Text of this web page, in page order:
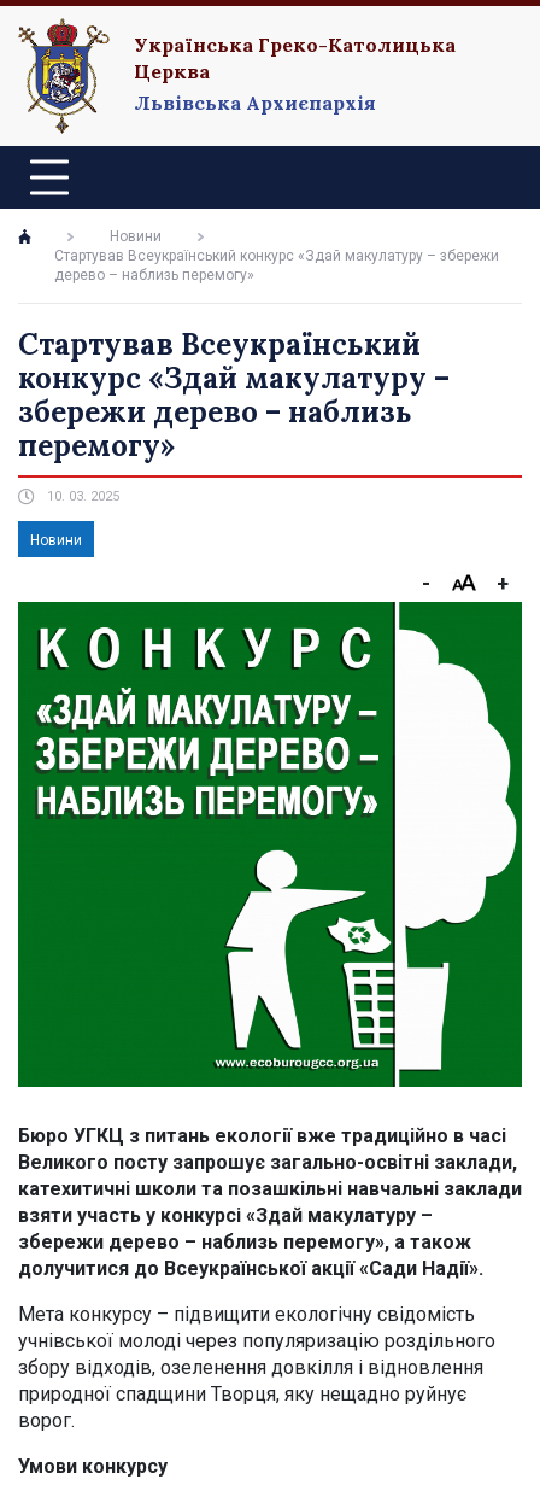
Українська Греко-Католицька
Церква
Львівська Архиєпархія
Новини
Стартував Всеукраїнський конкурс «Здай макулатуру – збережи
дерево – наблизь перемогу»
Стартував Всеукраїнський
конкурс «Здай макулатуру –
збережи дерево – наблизь
перемогу»
10. 03. 2025
Новини
- +
Бюро УГКЦ з питань екології вже традиційно в часі
Великого посту запрошує загально-освітні заклади,
катехитичні школи та позашкільні навчальні заклади
взяти участь у конкурсі «Здай макулатуру –
збережи дерево – наблизь перемогу», а також
долучитися до Всеукраїнської акції «Сади Надії».
Мета конкурсу – підвищити екологічну свідомість
учнівської молоді через популяризацію роздільного
збору відходів, озеленення довкілля і відновлення
природної спадщини Творця, яку нещадно руйнує
ворог.
Умови конкурсу